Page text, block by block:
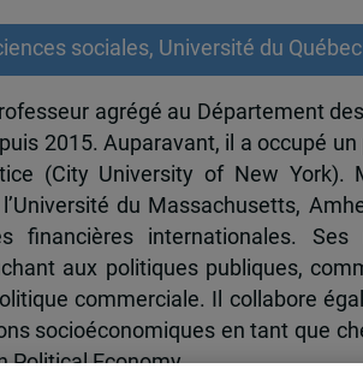
sociales, Université du
agrégé au Département
2015. Auparavant, il a occupé
(City University of New York).
du Massachusetts,
financières internationales. Ses
aux politiques publiques,
commerciale. Il collabore
socioéconomiques en tant que
Political Economy.